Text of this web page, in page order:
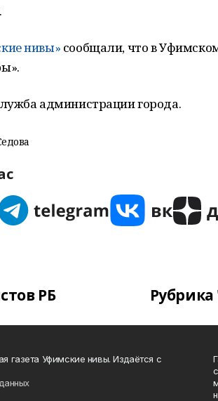
нивы» сообщали, что в
администрации города.
РБ
газета Уфимские нивы. Издаётся с